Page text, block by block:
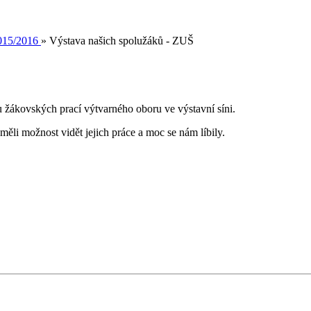
2016 » Výstava našich spolužáků - ZUŠ
prací výtvarného oboru ve výstavní síni.
možnost vidět jejich práce a moc se nám líbily.